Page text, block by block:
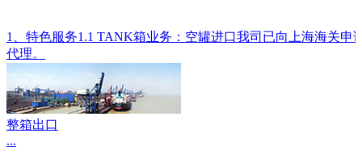
1、特色服务1.1 TANK箱业务：空罐进口我司已向上海海关
代理。
整箱出口
...